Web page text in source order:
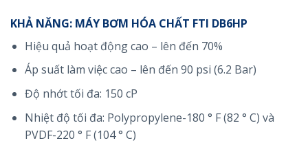
KHẢ NĂNG: MÁY BƠM HÓA CHẤT FTI DB6HP
Hiệu quả hoạt động cao – lên đến 70%
Áp suất làm việc cao – lên đến 90 psi (6.2 Bar)
Độ nhớt tối đa: 150 cP
Nhiệt độ tối đa: Polypropylene-180 ° F (82 ° C) và
PVDF-220 ° F (104 ° C)